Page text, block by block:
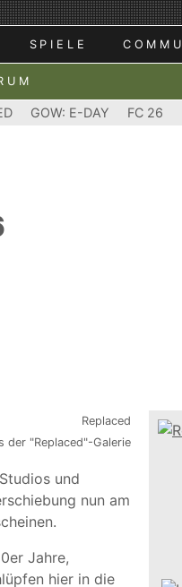
SPIELE
GOW: E-DAY FC 26
der "Replaced"-Galerie
und
nun am
Jahre,
hier in die